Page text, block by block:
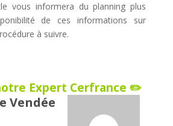
vous informera du planning plus
de ces informations sur
à suivre.
Expert Cerfrance ✏️
Vendée